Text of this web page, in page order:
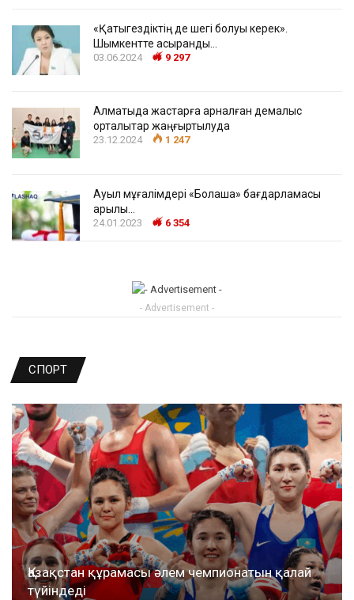
«Қатыгездіктің де шегі болуы керек».
Шымкентте асыранды…
03.06.2024 9 297
Алматыда жастарға арналған демалыс
орталықтар жаңғыртылуда
23.12.2024 1 247
Ауыл мұғалімдері «Болашақ» бағдарламасы
арқылы…
24.01.2023 6 354
- Advertisement -
СПОРТ
Қазақстан құрамасы әлем чемпионатын қалай
түйіндеді